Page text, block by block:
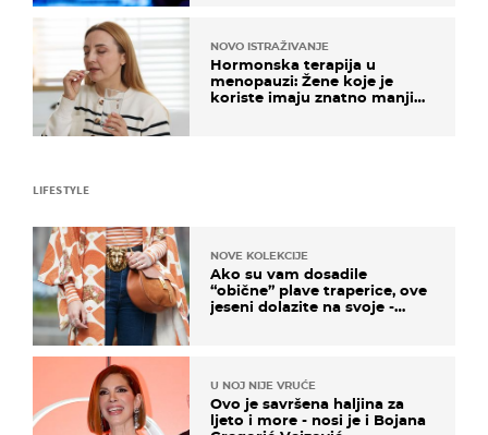
NOVO ISTRAŽIVANJE
Hormonska terapija u
menopauzi: Žene koje je
koriste imaju znatno manji
LIFESTYLE
NOVE KOLEKCIJE
Ako su vam dosadile
“obične” plave traperice, ove
jeseni dolazite na svoje -
U NOJ NIJE VRUĆE
Ovo je savršena haljina za
ljeto i more - nosi je i Bojana